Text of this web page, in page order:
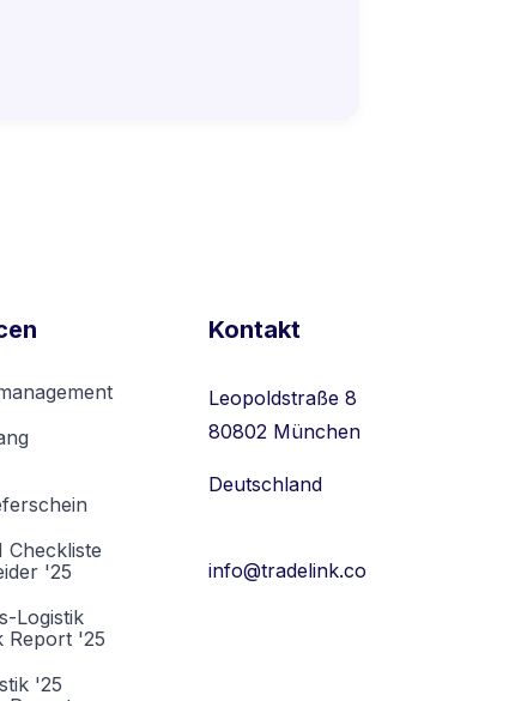
Checkliste
'25
Logistik
Report '25
'25
Kontakt
Leopoldstraße 8
80802 München
Deutschland
info@tradelink.co